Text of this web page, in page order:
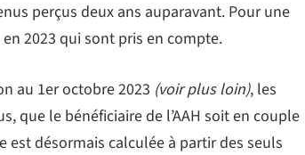
perçus deux ans auparavant. Pour une
2023 qui sont pris en compte.
au 1er octobre 2023 (voir plus loin), les
que le bénéficiaire de l’AAH soit en couple
est désormais calculée à partir des seuls